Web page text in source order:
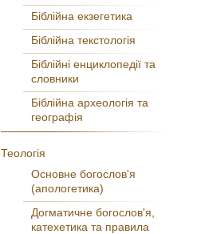
Біблійна екзегетика
Біблійна текстологія
Біблійні енциклопедії та
словники
Біблійна археологія та
географія
Теологія
Основне богослов'я
(апологетика)
Догматичне богослов'я,
катехетика та правила